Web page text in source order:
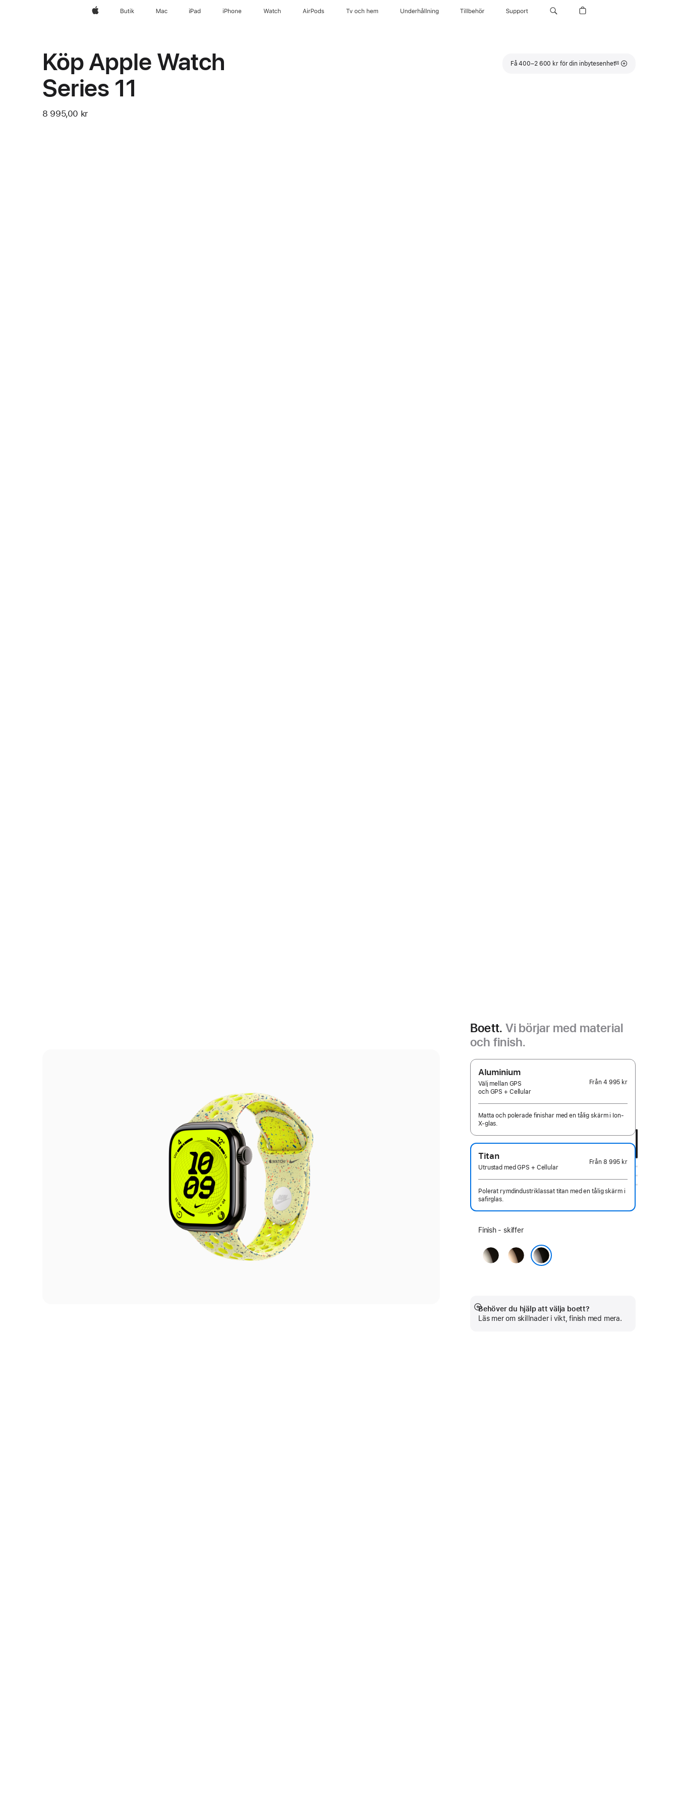
AppleButik Mac iPad iPhone Watch AirPods Tv och hem Underhållning Tillbehör Support
Köp Apple Watch
Series 11
8 995,00 kr
Få 400–2 600 kr för din inbytesenhet
Fotnot
§§
Boett. Vi börjar med material
och finish.
Aluminium
Välj mellan GPS
och GPS + Cellular
Från 4 995 kr
Matta och polerade finishar med en tålig skärm i Ion-
X-glas.
Titan
Utrustad med GPS + Cellular
Från 8 995 kr
Polerat rymdindustriklassat titan med en tålig skärm i
safirglas.
Välj
finish:
Finish - skiffer
naturligguld
Behöver du hjälp att välja boett?
Läs mer om skillnader i vikt, finish med mera.
Visa
mer